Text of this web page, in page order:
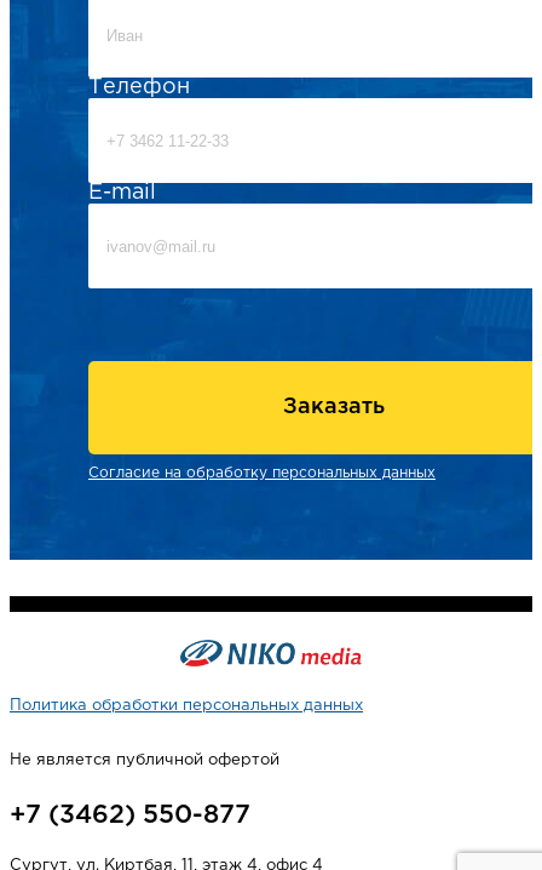
Телефон
E-mail
Заказать
Согласие на обработку персональных данных
Политика обработки персональных данных
Не является публичной офертой
+7 (3462) 550-877
Сургут, ул. Киртбая, 11, этаж 4, офис 4